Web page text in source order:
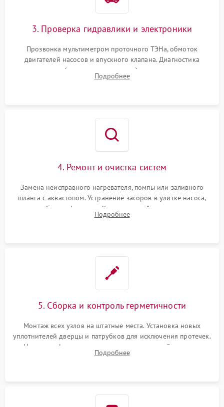
3. Проверка гидравлики и электроники
Прозвонка мультиметром проточного ТЭНа, обмоток
двигателей насосов и впускного клапана. Диагностика
прессостата (датчика уровня воды), датчика мутности,
концевика дверцы и электронного модуля управления.
Подробнее
4. Ремонт и очистка систем
Замена неисправного нагревателя, помпы или заливного
шланга с аквастопом. Устранение засоров в улитке насоса,
патрубках и фильтрах. Компонентный ремонт платы
управления, восстановление поврежденной проводки.
Подробнее
5. Сборка и контроль герметичности
Монтаж всех узлов на штатные места. Установка новых
уплотнителей дверцы и патрубков для исключения протечек.
Надежная фиксация хомутов гидравлической системы,
сборка корпуса и установка датчика поплавка.
Подробнее